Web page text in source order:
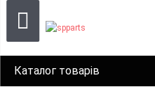
Каталог товарів